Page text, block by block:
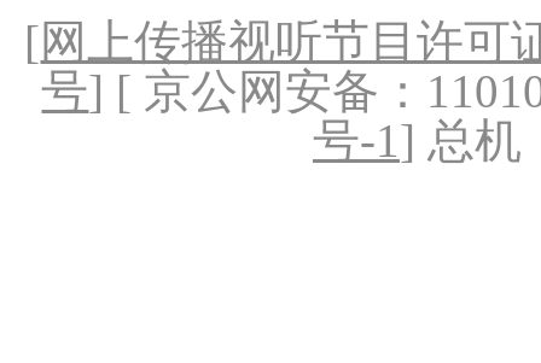
[网上传播视听节目许可
号] [ 京公网安备：
号-1] 总机